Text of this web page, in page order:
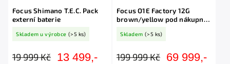
Focus Shimano T.E.C. Pack
externí baterie
Skladem u výrobce (>5 ks)
19 999 Kč 13 499,-
Focus O1E Factory 12G
brown/yellow pod nákupní
Skladem (>5 ks)
199 999 Kč 69 999,-